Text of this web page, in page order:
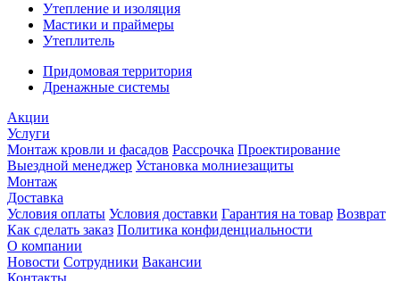
Утепление и изоляция
Мастики и праймеры
Утеплитель
Придомовая территория
Дренажные системы
Акции
Услуги
Монтаж кровли и фасадов Рассрочка Проектирование
Выездной менеджер Установка молниезащиты
Монтаж
Доставка
Условия оплаты Условия доставки Гарантия на товар Возврат
Как сделать заказ Политика конфиденциальности
О компании
Новости Сотрудники Вакансии
Контакты